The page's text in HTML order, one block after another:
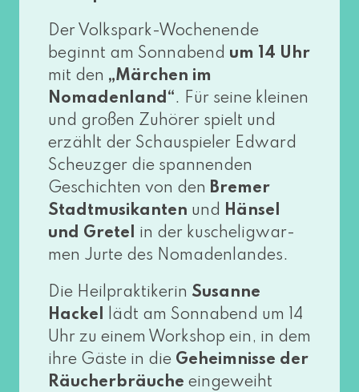
Der Volkspark-Wochenende
beginnt am Sonnabend um 14 Uhr
mit den „Märchen im
Nomadenland“. Für sei­ne klei­nen
und gro­ßen Zuhörer spielt und
erzählt der Schauspieler Edward
Scheuzger die span­nen­den
Geschichten von den Bremer
Stadtmusikanten und Hänsel
und Gretel in der kusche­lig­war­
men Jurte des Nomadenlandes.
Die Heilpraktikerin Susanne
Hackel lädt am Sonnabend um 14
Uhr zu einem Workshop ein, in dem
ihre Gäste in die Geheimnisse der
Räucherbräuche ein­ge­weiht